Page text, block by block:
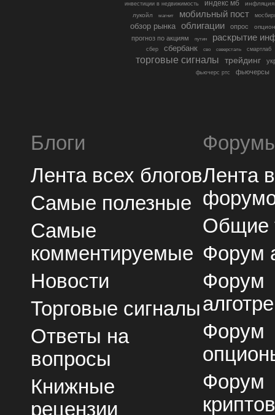
инвестиции в недвижимость индекс мб
инфляция
лукойл
магнит мобильный пост
обзор рынка облигации опрос
прогноз по акциям путин раскрытие
сбер сбербанк сво северсталь смартлаб
торговые сигналы трейдинг
фьючерс ртс фьючерсы
Блоги
Лента всех блогов
Самые полезные
Самые
комментируемые
Новости
Торговые сигналы
Ответы на
вопросы
Книжные
рецензии
Лента
Общие
Форум
Форум
Форум
Форум